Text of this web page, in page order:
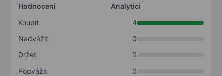
Hodnocení
Analytici
Koupit
4
Nadvážit
0
Držet
0
Podvážit
0